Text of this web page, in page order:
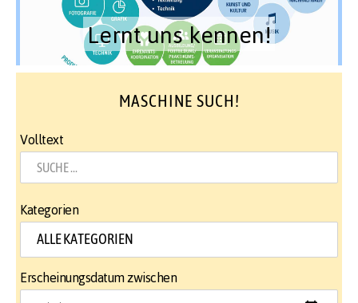
Lernt uns kennen!
MASCHINE SUCH!
Volltext
Kategorien
Erscheinungsdatum zwischen